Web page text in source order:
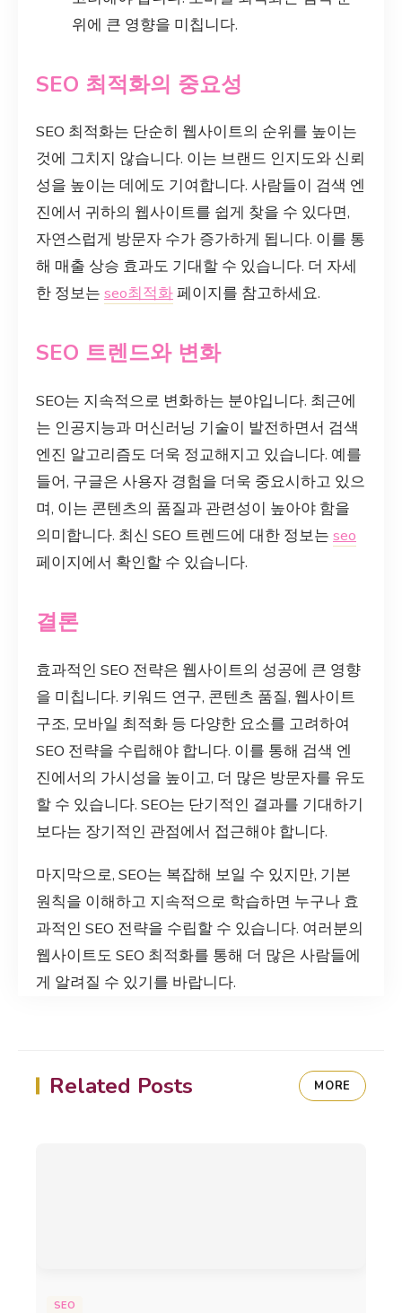
위에 큰 영향을 미칩니다.
SEO 최적화의 중요성
SEO 최적화는 단순히 웹사이트의 순위를 높이는
것에 그치지 않습니다. 이는 브랜드 인지도와 신뢰
성을 높이는 데에도 기여합니다. 사람들이 검색 엔
진에서 귀하의 웹사이트를 쉽게 찾을 수 있다면,
자연스럽게 방문자 수가 증가하게 됩니다. 이를 통
해 매출 상승 효과도 기대할 수 있습니다. 더 자세
한 정보는 seo최적화페이지를 참고하세요.
SEO 트렌드와 변화
SEO는 지속적으로 변화하는 분야입니다. 최근에
는 인공지능과 머신러닝 기술이 발전하면서 검색
엔진 알고리즘도 더욱 정교해지고 있습니다. 예를
들어, 구글은 사용자 경험을 더욱 중요시하고 있으
며, 이는 콘텐츠의 품질과 관련성이 높아야 함을
의미합니다. 최신 SEO 트렌드에 대한 정보는 seo
페이지에서 확인할 수 있습니다.
결론
효과적인 SEO 전략은 웹사이트의 성공에 큰 영향
을 미칩니다. 키워드 연구, 콘텐츠 품질, 웹사이트
구조, 모바일 최적화 등 다양한 요소를 고려하여
SEO 전략을 수립해야 합니다. 이를 통해 검색 엔
진에서의 가시성을 높이고, 더 많은 방문자를 유도
할 수 있습니다. SEO는 단기적인 결과를 기대하기
보다는 장기적인 관점에서 접근해야 합니다.
마지막으로, SEO는 복잡해 보일 수 있지만, 기본
원칙을 이해하고 지속적으로 학습하면 누구나 효
과적인 SEO 전략을 수립할 수 있습니다. 여러분의
웹사이트도 SEO 최적화를 통해 더 많은 사람들에
게 알려질 수 있기를 바랍니다.
Related Posts MORE
SEO